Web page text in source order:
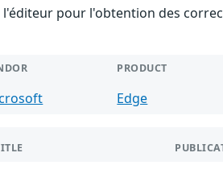
pour l'obtention des
PRODUCT
Edge